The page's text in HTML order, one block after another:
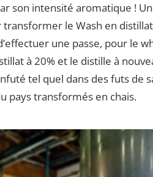
son intensité aromatique !
le Wash en
une passe, pour le
à 20% et le distille à
tel quel dans des futs de
pays transformés en chais.